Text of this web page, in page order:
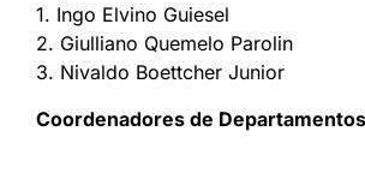
1. Ingo Elvino Guiesel
2. Giulliano Quemelo Parolin
3. Nivaldo Boettcher Junior
Coordenadores de